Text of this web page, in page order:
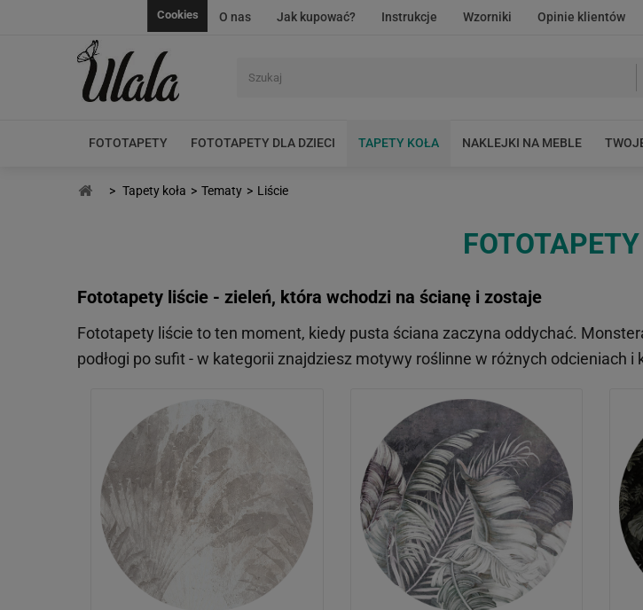
O nas Jak kupować? Instrukcje Wzorniki Opinie klientów
Cookies
FOTOTAPETY FOTOTAPETY DLA DZIECI TAPETY KOŁA NAKLEJKI NA MEBLE
> Tapety koła > Tematy > Liście
Fototapety liście - zieleń, która wchodzi na ścianę i zostaje
Fototapety liście to ten moment, kiedy pusta ściana zaczyna oddychać.
podłogi po sufit - w kategorii znajdziesz motywy roślinne w różnych